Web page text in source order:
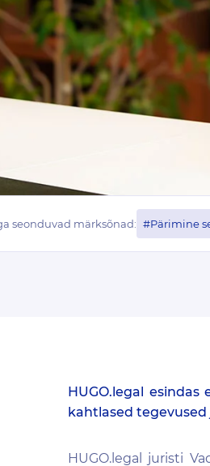
seonduvad märksõnad:
HUGO.legal
kahtlased
HUGO.legal juristi